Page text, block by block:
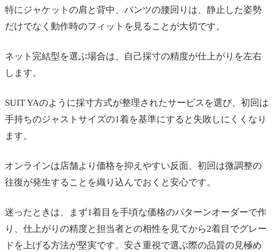
特にジャケットの肩と背中、パンツの腰回りは、静止した姿勢
だけでなく動作時のフィットを見ることが大切です。
ネット完結型を選ぶ場合は、自己採寸の精度が仕上がりを左右
します。
SUIT YAのように採寸方式が整理されたサービスを選び、初回は
手持ちのジャストサイズの1着を基準にすると失敗しにくくなり
ます。
オンラインは店舗より価格を抑えやすい反面、初回は微調整の
往復が発生することを織り込んでおくと安心です。
迷ったときは、まず1着目を手頃な価格のパターンオーダーで作
り、仕上がりの精度と担当者との相性を見てから2着目でグレー
ドを上げる方法が堅実です。安さ重視で選ぶ際の品質の見極め